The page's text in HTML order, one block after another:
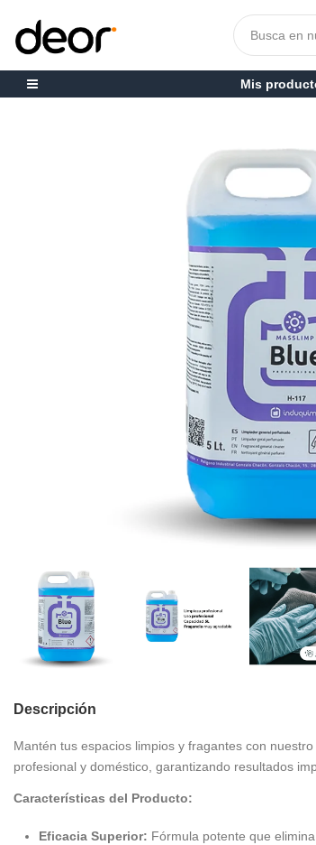
Mis
Descripción
Mantén tus espacios limpios y fragantes con
profesional y doméstico, garantizando resultados
Características del Producto:
Eficacia Superior: Fórmula potente que